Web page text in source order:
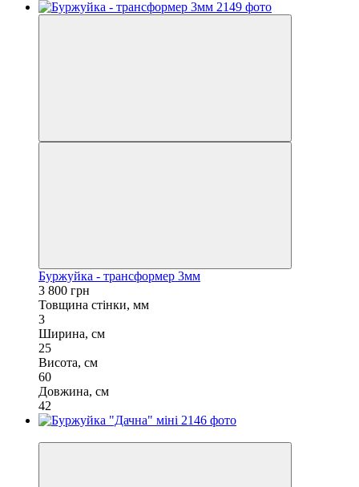
Буржуйка - трансформер 3мм
3 800 грн
Товщина стінки, мм
3
Ширина, см
25
Висота, см
60
Довжина, см
42